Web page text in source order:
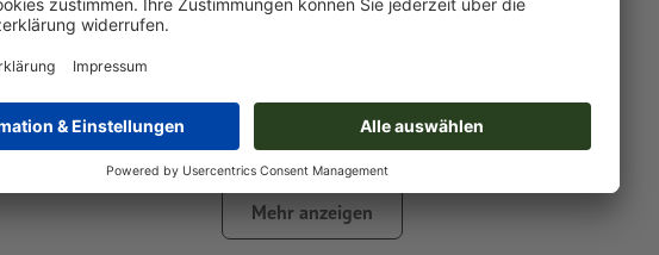
Es sind keine Metallic- und Neonfarben möglich.
das Trägermaterial kann beim
Schriftgröße: mindestens 12 Pt, dünnste Linie der Schrift 0,45 mm
Das druckfertige PDF darf nur Vektoren enthalten; JPEG- oder TIFF-
Bilder und -Vorlagen sind nicht geeignet
Weitere Informationen und Tipps zuVektordaten
Mehr anzeigen